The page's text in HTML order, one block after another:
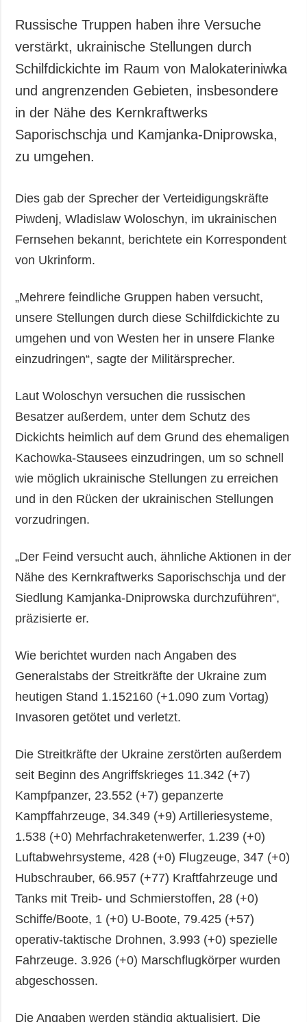
Russische Truppen haben ihre Versuche
verstärkt, ukrainische Stellungen durch
Schilfdickichte im Raum von Malokateriniwka
und angrenzenden Gebieten, insbesondere
in der Nähe des Kernkraftwerks
Saporischschja und Kamjanka-Dniprowska,
zu umgehen.
Dies gab der Sprecher der Verteidigungskräfte
Piwdenj, Wladislaw Woloschyn, im ukrainischen
Fernsehen bekannt, berichtete ein Korrespondent
von Ukrinform.
„Mehrere feindliche Gruppen haben versucht,
unsere Stellungen durch diese Schilfdickichte zu
umgehen und von Westen her in unsere Flanke
einzudringen“, sagte der Militärsprecher.
Laut Woloschyn versuchen die russischen
Besatzer außerdem, unter dem Schutz des
Dickichts heimlich auf dem Grund des ehemaligen
Kachowka-Stausees einzudringen, um so schnell
wie möglich ukrainische Stellungen zu erreichen
und in den Rücken der ukrainischen Stellungen
vorzudringen.
„Der Feind versucht auch, ähnliche Aktionen in der
Nähe des Kernkraftwerks Saporischschja und der
Siedlung Kamjanka-Dniprowska durchzuführen“,
präzisierte er.
Wie berichtet wurden nach Angaben des
Generalstabs der Streitkräfte der Ukraine zum
heutigen Stand 1.152160 (+1.090 zum Vortag)
Invasoren getötet und verletzt.
Die Streitkräfte der Ukraine zerstörten außerdem
seit Beginn des Angriffskrieges 11.342 (+7)
Kampfpanzer, 23.552 (+7) gepanzerte
Kampffahrzeuge, 34.349 (+9) Artilleriesysteme,
1.538 (+0) Mehrfachraketenwerfer, 1.239 (+0)
Luftabwehrsysteme, 428 (+0) Flugzeuge, 347 (+0)
Hubschrauber, 66.957 (+77) Kraftfahrzeuge und
Tanks mit Treib- und Schmierstoffen, 28 (+0)
Schiffe/Boote, 1 (+0) U-Boote, 79.425 (+57)
operativ-taktische Drohnen, 3.993 (+0) spezielle
Fahrzeuge. 3.926 (+0) Marschflugkörper wurden
abgeschossen.
Die Angaben werden ständig aktualisiert. Die